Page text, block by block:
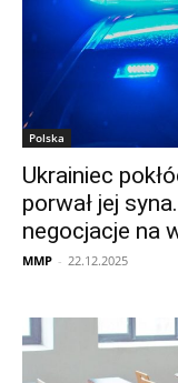
Polska
Ukrainiec
porwał jej
negocjacje na
MMP - 22.12.2025